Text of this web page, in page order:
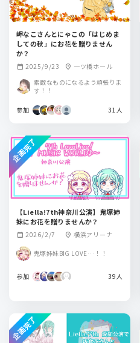
岬なこさんとにゃこの「はじめま
しての秋」にお花を贈りません
か？
calendar_month 2025/9/23 location_on 一ツ橋ホール
素敵なものになるよう頑張りま
す！！
参加 31人
【Liella!7th神奈川公演】鬼塚姉
妹にお花を贈りませんか？
calendar_month 2026/2/7 location_on 横浜アリーナ
鬼塚姉妹BIG LOVE…！！
参加 39人
企画完了
企画完了